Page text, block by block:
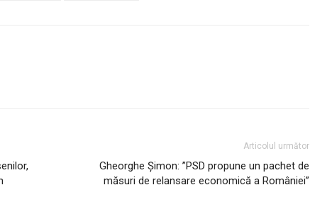
Articolul următor
Gheorghe Șimon: ”PSD propune un pachet de
măsuri de relansare economică a României”